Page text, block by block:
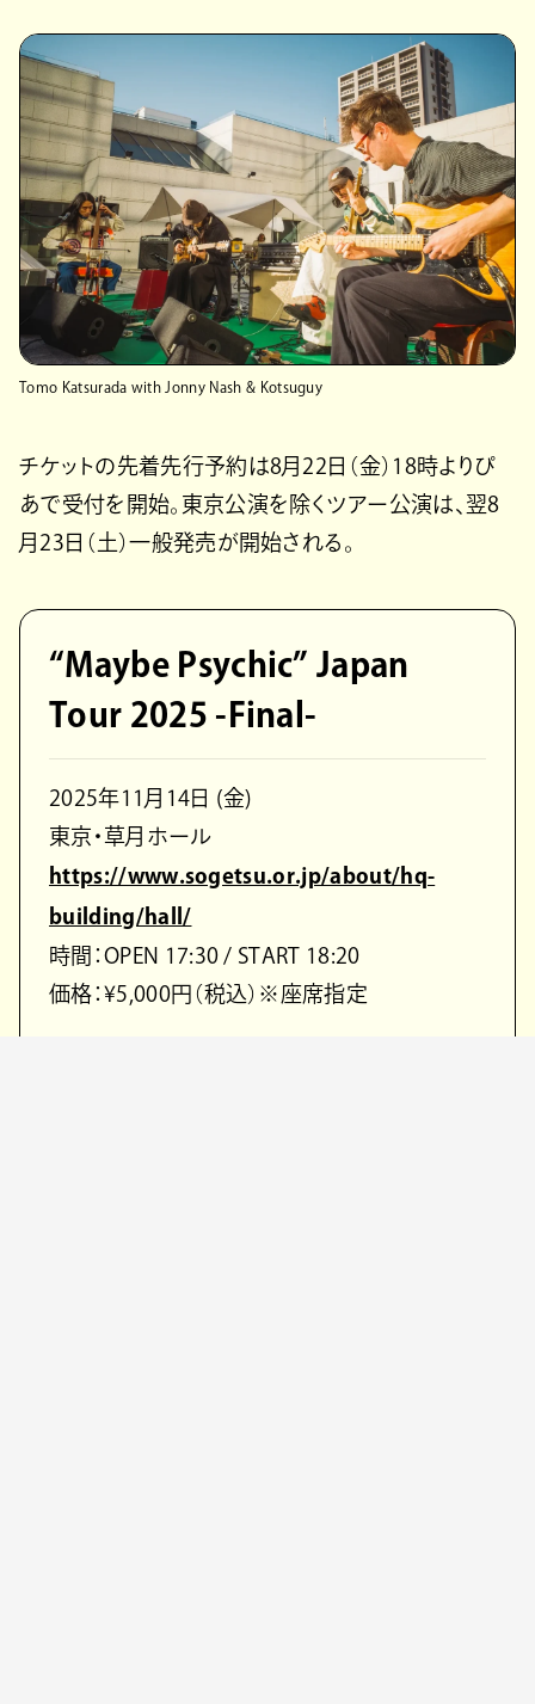
Tomo Katsurada with Jonny Nash & Kotsuguy
チケットの先着先行予約は8月22日（金）18時よりぴ
あで受付を開始。東京公演を除くツアー公演は、翌8
月23日（土）一般発売が開始される。
“Maybe Psychic” Japan
Tour 2025 -Final-
2025年11月14日 (金)
東京・草月ホール
https://www.sogetsu.or.jp/about/hq-
building/hall/
時間：OPEN 17:30 / START 18:20
価格：¥5,000円（税込）※座席指定